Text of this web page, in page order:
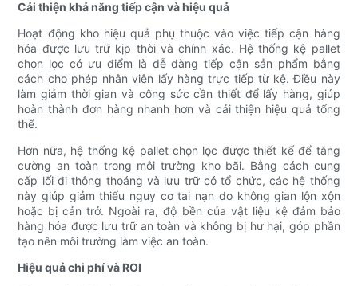
Cải thiện khả năng tiếp cận và hiệu quả
Hoạt động kho hiệu quả phụ thuộc vào việc tiếp cận hàng
hóa được lưu trữ kịp thời và chính xác. Hệ thống kệ pallet
chọn lọc có ưu điểm là dễ dàng tiếp cận sản phẩm bằng
cách cho phép nhân viên lấy hàng trực tiếp từ kệ. Điều này
làm giảm thời gian và công sức cần thiết để lấy hàng, giúp
hoàn thành đơn hàng nhanh hơn và cải thiện hiệu quả tổng
thể.
Hơn nữa, hệ thống kệ pallet chọn lọc được thiết kế để tăng
cường an toàn trong môi trường kho bãi. Bằng cách cung
cấp lối đi thông thoáng và lưu trữ có tổ chức, các hệ thống
này giúp giảm thiểu nguy cơ tai nạn do không gian lộn xộn
hoặc bị cản trở. Ngoài ra, độ bền của vật liệu kệ đảm bảo
hàng hóa được lưu trữ an toàn và không bị hư hại, góp phần
tạo nên môi trường làm việc an toàn.
Hiệu quả chi phí và ROI